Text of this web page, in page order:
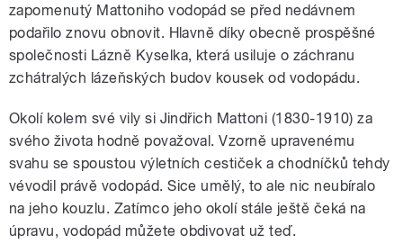
zapomenutý Mattoniho vodopád se před nedávnem
podařilo znovu obnovit. Hlavně díky obecně prospěšné
společnosti Lázně Kyselka, která usiluje o záchranu
zchátralých lázeňských budov kousek od vodopádu.
Okolí kolem své vily si Jindřich Mattoni (1830-1910) za
svého života hodně považoval. Vzorně upravenému
svahu se spoustou výletních cestiček a chodníčků tehdy
vévodil právě vodopád. Sice umělý, to ale nic neubíralo
na jeho kouzlu. Zatímco jeho okolí stále ještě čeká na
úpravu, vodopád můžete obdivovat už teď.